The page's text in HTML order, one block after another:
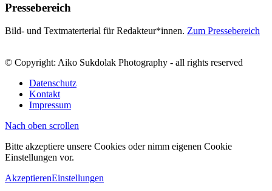
Pressebereich
Bild- und Textmaterterial für Redakteur*innen. Zum Pressebereich
© Copyright: Aiko Sukdolak Photography - all rights reserved
Datenschutz
Kontakt
Impressum
Nach oben scrollen
Bitte akzeptiere unsere Cookies oder nimm eigenen Cookie
Einstellungen vor.
AkzeptierenEinstellungen